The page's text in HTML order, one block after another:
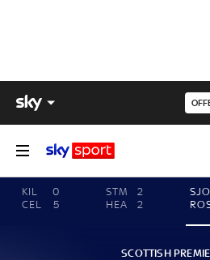
KIL
0
CEL
5
STM
2
HEA
2
SJO
SCOTTISH